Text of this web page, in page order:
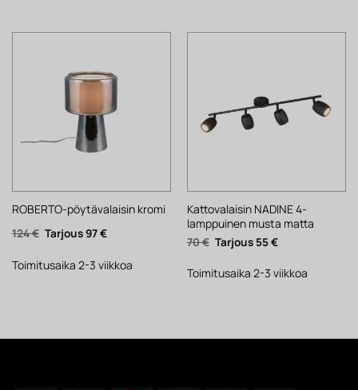
ROBERTO-pöytävalaisin kromi
124€ Alkuperäinen
hinta
124 €.
97€Nykyinen
97 €.
Toimitusaika 2-3 viikkoa
Kattovalaisin NADINE 4-
lamppuinen musta matta
70€ Alkuperäinen
hinta
70 €.
55€Nykyinen
55 €.
Toimitusaika 2-3 viikkoa